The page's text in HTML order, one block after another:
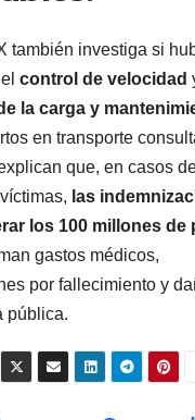
también investiga si
control de velocidad
la carga y
en transporte
que, en casos
las
los 100 millones de
gastos médicos,
por fallecimiento y
pública.